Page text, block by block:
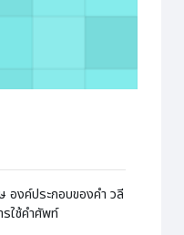
องค์ประกอบของคำ วลี
ใช้คำศัพท์